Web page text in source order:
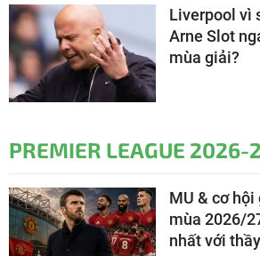
Liverpool vì
Arne Slot
mùa giải?
PREMIER LEAGUE 2026-
MU & cơ
mùa 2026/
nhất với